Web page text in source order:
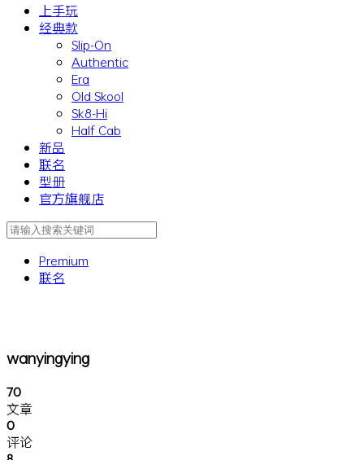
上手玩
经典款
Slip-On
Authentic
Era
Old Skool
Sk8-Hi
Half Cab
新品
联名
型册
官方旗舰店
Premium
联名
wanyingying
70
文章
0
评论